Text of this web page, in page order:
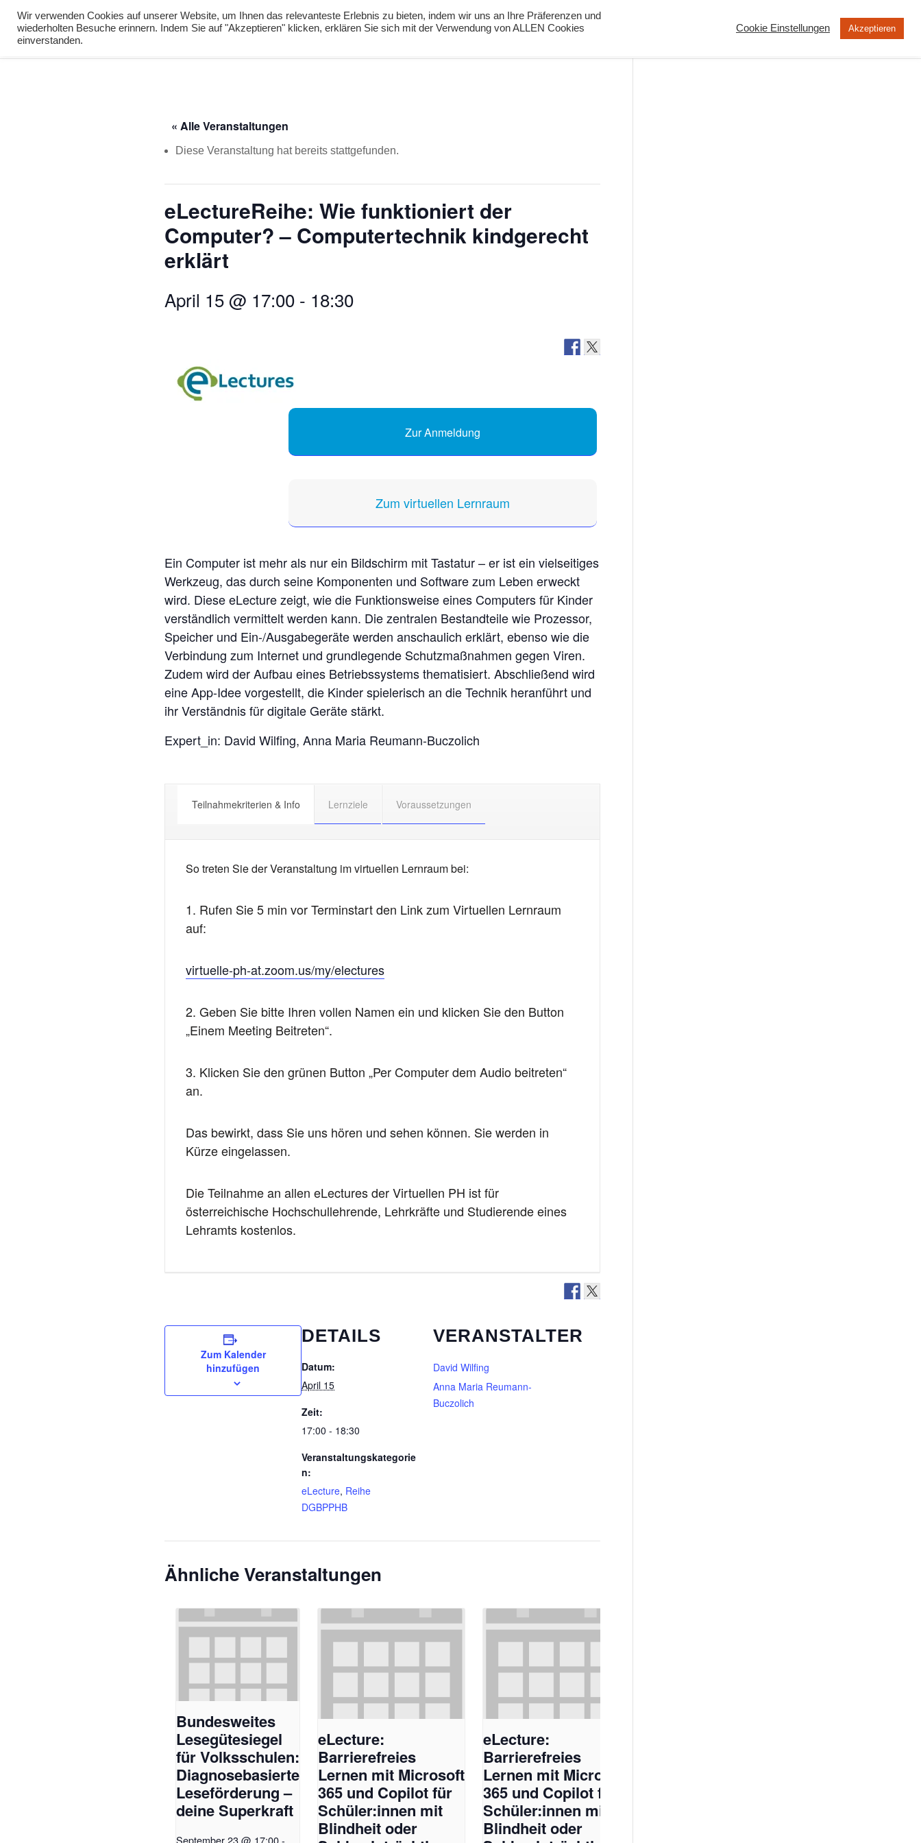
info@virtuelle-ph.at
« Alle Veranstaltungen
Diese Veranstaltung hat bereits stattgefunden.
eLectureReihe: Wie funktioniert der
Computer? – Computertechnik kindgerecht
erklärt
April 15 @ 17:00 - 18:30
Zur Anmeldung
Zum virtuellen Lernraum
Ein Computer ist mehr als nur ein Bildschirm mit Tastatur – er ist ein vielseitiges
Werkzeug, das durch seine Komponenten und Software zum Leben erweckt
wird. Diese eLecture zeigt, wie die Funktionsweise eines Computers für Kinder
verständlich vermittelt werden kann. Die zentralen Bestandteile wie Prozessor,
Speicher und Ein-/Ausgabegeräte werden anschaulich erklärt, ebenso wie die
Verbindung zum Internet und grundlegende Schutzmaßnahmen gegen Viren.
Zudem wird der Aufbau eines Betriebssystems thematisiert. Abschließend wird
eine App-Idee vorgestellt, die Kinder spielerisch an die Technik heranführt und
ihr Verständnis für digitale Geräte stärkt.
Expert_in: David Wilfing, Anna Maria Reumann-Buczolich
Teilnahmekriterien & Info Lernziele Voraussetzungen
So treten Sie der Veranstaltung im virtuellen Lernraum bei:
1. Rufen Sie 5 min vor Terminstart den Link zum Virtuellen Lernraum
auf:
virtuelle-ph-at.zoom.us/my/electures
2. Geben Sie bitte Ihren vollen Namen ein und klicken Sie den Button
„Einem Meeting Beitreten“.
3. Klicken Sie den grünen Button „Per Computer dem Audio beitreten“
an.
Das bewirkt, dass Sie uns hören und sehen können. Sie werden in
Kürze eingelassen.
Die Teilnahme an allen eLectures der Virtuellen PH ist für
österreichische Hochschullehrende, Lehrkräfte und Studierende eines
Lehramts kostenlos.
Zum Kalender
hinzufügen
DETAILS
Datum:
April 15
Zeit:
17:00 - 18:30
Veranstaltungskategorie
n:
eLecture, Reihe
DGBPPHB
VERANSTALTER
David Wilfing
Anna Maria Reumann-
Buczolich
Ähnliche Veranstaltungen
​​Bundesweites
Lesegütesiegel
für Volksschulen:
Diagnosebasierte
Leseförderung –
deine Superkraft​
September 23 @ 17:00-
eLecture:
Barrierefreies
Lernen mit Microsoft
365 und Copilot für
Schüler:innen mit
Blindheit oder
eLecture:
Barrierefreies
Lernen mit Microsoft
365 und Copilot für
Schüler:innen mit
Blindheit oder
Wir verwenden Cookies auf unserer Website, um Ihnen das relevanteste Erlebnis zu bieten, indem wir uns an Ihre Präferenzen und
wiederholten Besuche erinnern. Indem Sie auf "Akzeptieren" klicken, erklären Sie sich mit der Verwendung von ALLEN Cookies
einverstanden.
Cookie Einstellungen Akzeptieren